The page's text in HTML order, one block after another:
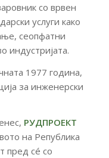
со врвен
услуги како
сеопфатни
индустријата.
1977 година,
за инженерски
РУДПРОЕКТ
на Република
пред сé со